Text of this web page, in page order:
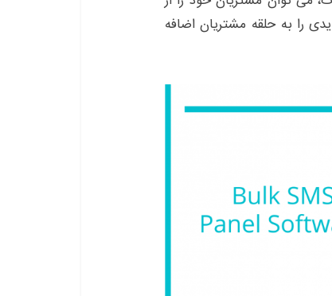
را به حلقه مشتریان اضافه